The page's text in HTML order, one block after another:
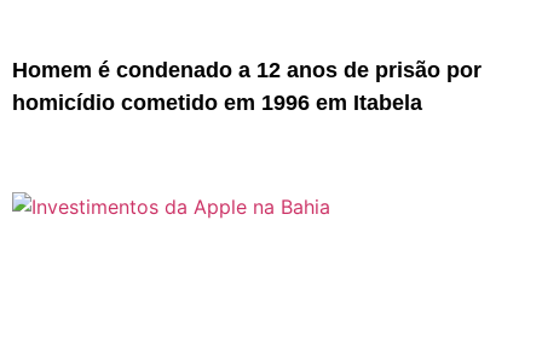
Homem é condenado a 12 anos de prisão por
homicídio cometido em 1996 em Itabela